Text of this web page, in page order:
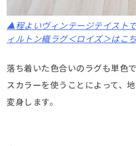
▲程よいヴィンテージテイスト
ィルトン織ラグ＜ロイズ＞はこ
落ち着いた色合いのラグも単色
スカラーを使うことによって、
変身します。